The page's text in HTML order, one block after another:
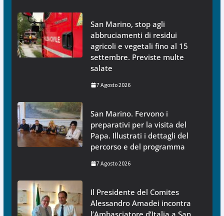
San Marino, stop agli
abbruciamenti di residui
agricoli e vegetali fino al 15
settembre. Previste multe
salate
7 Agosto 2026
San Marino. Fervono i
preparativi per la visita del
Papa. Illustrati i dettagli del
percorso e del programma
7 Agosto 2026
Il Presidente del Comites
Alessandro Amadei incontra